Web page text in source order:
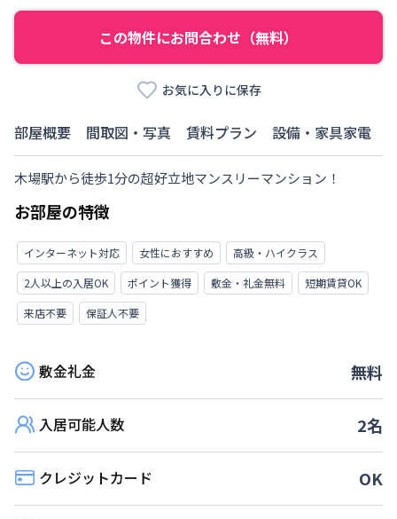
この物件にお問合わせ（無料）
お気に入りに保存
部屋概要 間取図・写真 賃料プラン 設備・家具家電
木場駅から徒歩1分の超好立地マンスリーマンション！
お部屋の特徴
インターネット対応 女性におすすめ
高級・ハイクラス
2人以上の入居OK
ポイント獲得 敷金・礼金無料
短期賃貸OK
来店不要
保証人不要
敷金礼金 無料
入居可能人数 2名
クレジットカード OK